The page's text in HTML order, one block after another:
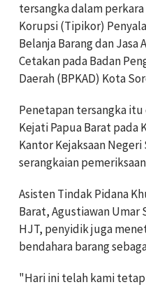
tersangka dalam
Korupsi (Tipikor)
Belanja Barang dan Jasa
Cetakan pada Badan
Daerah (BPKAD) Kota
Penetapan tersangka
Kejati Papua Barat pada
Kantor Kejaksaan
serangkaian
Asisten Tindak Pidana
Barat, Agustiawan Umar
HJT, penyidik juga
bendahara barang
"Hari ini telah kami